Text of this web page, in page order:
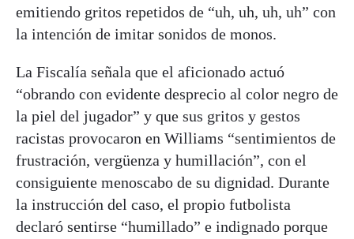
emitiendo gritos repetidos de “uh, uh, uh, uh” con
la intención de imitar sonidos de monos.
La Fiscalía señala que el aficionado actuó
“obrando con evidente desprecio al color negro de
la piel del jugador” y que sus gritos y gestos
racistas provocaron en Williams “sentimientos de
frustración, vergüenza y humillación”, con el
consiguiente menoscabo de su dignidad. Durante
la instrucción del caso, el propio futbolista
declaró sentirse “humillado” e indignado porque